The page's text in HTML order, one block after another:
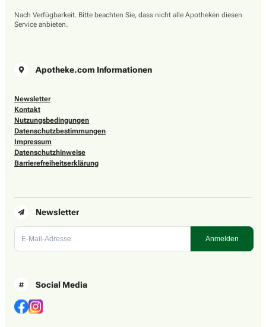
Nach Verfügbarkeit. Bitte beachten Sie, dass nicht alle Apotheken diesen
Service anbieten.
Apotheke.com Informationen
Newsletter
Kontakt
Nutzungsbedingungen
Datenschutzbestimmungen
Impressum
Datenschutzhinweise
Barrierefreiheitserklärung
Newsletter
Social Media